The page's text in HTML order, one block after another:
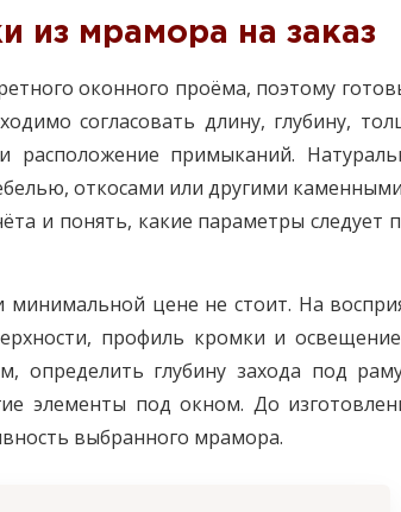
из мрамора на заказ
оконного проёма, поэтому
согласовать длину, глубину,
расположение примыканий.
откосами или другими
и понять, какие параметры следует
цене не стоит. На
профиль кромки и
определить глубину захода под
элементы под окном. До
выбранного мрамора.